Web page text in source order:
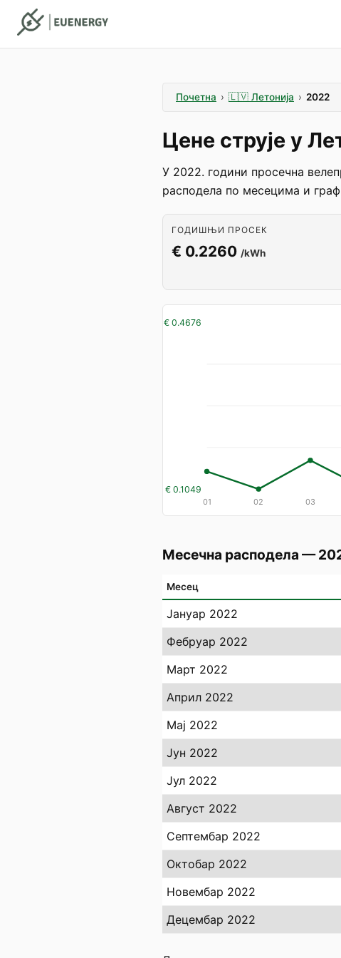
Почетна › 🇱🇻 Летонија › 2022
Цене струје у
У 2022. години просечна
расподела по месецима и
ГОДИШЊИ ПРОСЕК
€ 0.2260 /kWh
€ 0.4676
€ 0.1049
01 02 03
Месечна расподела —
Месец
Јануар 2022
Фебруар 2022
Март 2022
Април 2022
Мај 2022
Јун 2022
Јул 2022
Август 2022
Септембар 2022
Октобар 2022
Новембар 2022
Децембар 2022